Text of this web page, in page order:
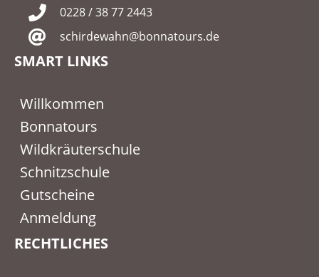
0228 / 38 77 2443
schirdewahn@bonnatours.de
SMART LINKS
Willkommen
Bonnatours
Wildkräuterschule
Schnitzschule
Gutscheine
Anmeldung
RECHTLICHES